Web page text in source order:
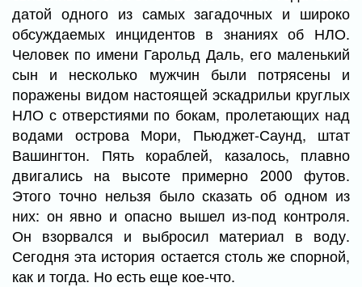
датой одного из самых загадочных и широко
обсуждаемых инцидентов в знаниях об НЛО.
Человек по имени Гарольд Даль, его маленький
сын и несколько мужчин были потрясены и
поражены видом настоящей эскадрильи круглых
НЛО с отверстиями по бокам, пролетающих над
водами острова Мори, Пьюджет-Саунд, штат
Вашингтон. Пять кораблей, казалось, плавно
двигались на высоте примерно 2000 футов.
Этого точно нельзя было сказать об одном из
них: он явно и опасно вышел из-под контроля.
Он взорвался и выбросил материал в воду.
Сегодня эта история остается столь же спорной,
как и тогда. Но есть еще кое-что.